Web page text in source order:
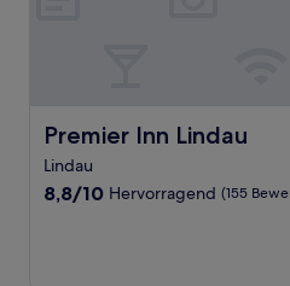
Premier Inn Lindau
Premier Inn Lindau
Lindau
8.8
8,8/10 Hervorragend (155